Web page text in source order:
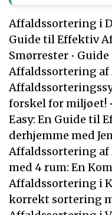
Affaldssortering i
Guide til Effektiv
Smørrester •
Affaldssortering
forskel for miljøet!
Easy: En Guide til
derhjemme med
Affaldssortering af
med 4 rum: En
Affaldssortering i
korrekt sortering